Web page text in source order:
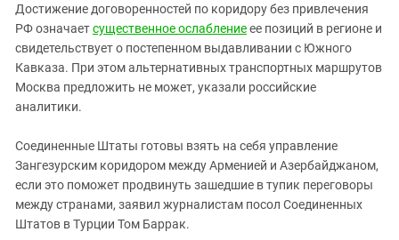
Достижение договоренностей по коридору без привлечения
РФ означаетсущественное ослаблениеее позиций в регионе и
свидетельствует о постепенном выдавливании с Южного
Кавказа. При этом альтернативных транспортных маршрутов
Москва предложить не может, указали российские
аналитики.
Соединенные Штаты готовы взять на себя управление
Зангезурским коридором между Арменией и Азербайджаном,
если это поможет продвинуть зашедшие в тупик переговоры
между странами, заявил журналистам посол Соединенных
Штатов в Турции Том Баррак.